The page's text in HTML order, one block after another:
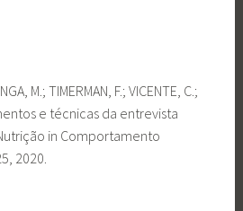
M.; TIMERMAN, F.; VICENTE, C.;
e técnicas da entrevista
in Comportamento
2020.